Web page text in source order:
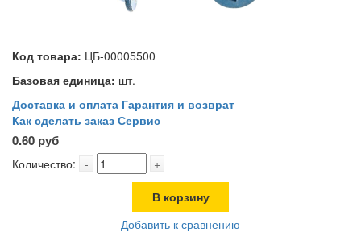
Код товара: ЦБ-00005500
Базовая единица: шт.
Доставка и оплата Гарантия и возврат
Как сделать заказ Сервис
0.60 руб
Количество: - +
В корзину
Добавить к сравнению